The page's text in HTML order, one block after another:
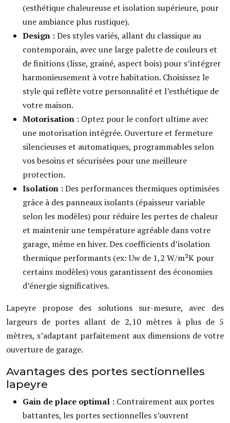
(esthétique chaleureuse et isolation supérieure, pour
une ambiance plus rustique).
Design :Des styles variés, allant du classique au
contemporain, avec une large palette de couleurs et
de finitions (lisse, grainé, aspect bois) pour s’intégrer
harmonieusement à votre habitation. Choisissez le
style qui reflète votre personnalité et l’esthétique de
votre maison.
Motorisation : Optez pour le confort ultime avec
une motorisation intégrée. Ouverture et fermeture
silencieuses et automatiques, programmables selon
vos besoins et sécurisées pour une meilleure
protection.
Isolation :Des performances thermiques optimisées
grâce à des panneaux isolants (épaisseur variable
selon les modèles) pour réduire les pertes de chaleur
et maintenir une température agréable dans votre
garage, même en hiver. Des coefficients d’isolation
thermique performants (ex: Uw de 1,2 W/m²K pour
certains modèles) vous garantissent des économies
d’énergie significatives.
Lapeyre propose des solutions sur-mesure, avec des
largeurs de portes allant de 2,10 mètres à plus de 5
mètres, s’adaptant parfaitement aux dimensions de votre
ouverture de garage.
Avantages des portes sectionnelles
lapeyre
Gain de place optimal : Contrairement aux portes
battantes, les portes sectionnelles s’ouvrent